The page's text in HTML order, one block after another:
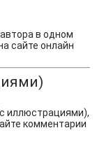
в одном
сайте онлайн
иллюстрациями),
комментарии